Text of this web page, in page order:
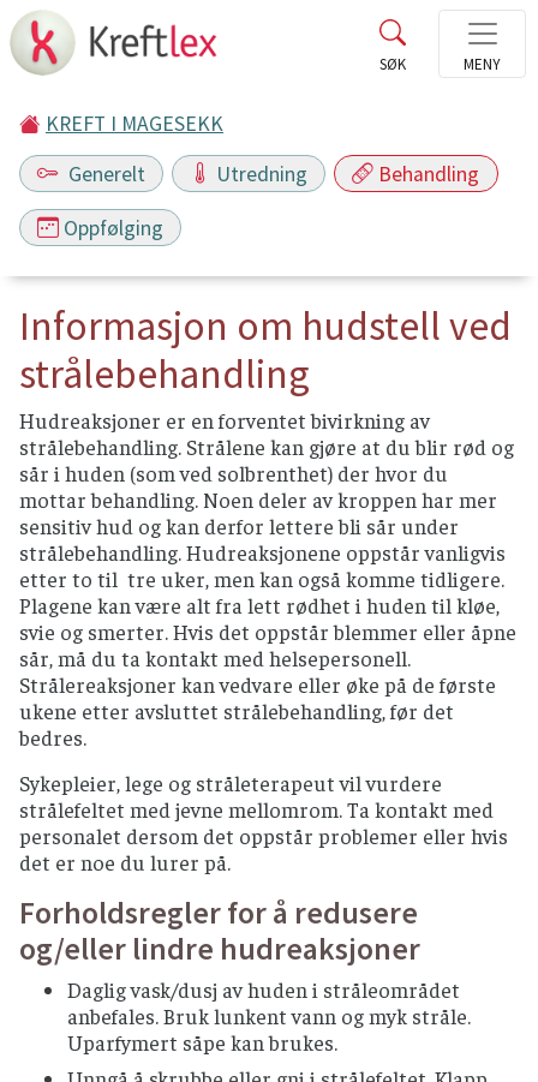
KREFT I MAGESEKK
Generelt
Utredning Behandling
Oppfølging
Informasjon om hudstell ved
strålebehandling
Hudreaksjoner er en forventet bivirkning av
strålebehandling. Strålene kan gjøre at du blir rød og
sår i huden (som ved solbrenthet) der hvor du
mottar behandling. Noen deler av kroppen har mer
sensitiv hud og kan derfor lettere bli sår under
strålebehandling. Hudreaksjonene oppstår vanligvis
etter to til tre uker, men kan også komme tidligere.
Plagene kan være alt fra lett rødhet i huden til kløe,
svie og smerter. Hvis det oppstår blemmer eller åpne
sår, må du ta kontakt med helsepersonell.
Strålereaksjoner kan vedvare eller øke på de første
ukene etter avsluttet strålebehandling, før det
bedres.
Sykepleier, lege og stråleterapeut vil vurdere
strålefeltet med jevne mellomrom. Ta kontakt med
personalet dersom det oppstår problemer eller hvis
det er noe du lurer på.
Forholdsregler for å redusere
og/eller lindre hudreaksjoner
Daglig vask/dusj av huden i stråleområdet
anbefales. Bruk lunkent vann og myk stråle.
Uparfymert såpe kan brukes.